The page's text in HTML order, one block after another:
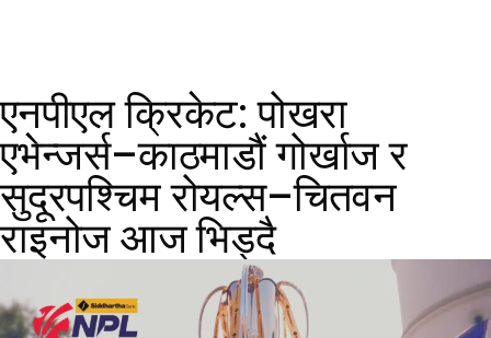
एनपीएल क्रिकेट: पोखरा
एभेन्जर्स–काठमाडौं गोर्खाज र
सुदूरपश्चिम रोयल्स–चितवन
राइनोज आज भिड्दै